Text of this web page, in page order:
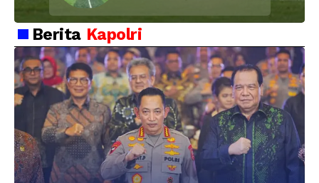
Kebersamaan Personel
Berita Kapolri